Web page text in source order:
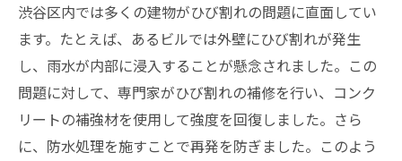
渋谷区内では多くの建物がひび割れの問題に直面してい
ます。たとえば、あるビルでは外壁にひび割れが発生
し、雨水が内部に浸入することが懸念されました。この
問題に対して、専門家がひび割れの補修を行い、コンク
リートの補強材を使用して強度を回復しました。さら
に、防水処理を施すことで再発を防ぎました。このよう